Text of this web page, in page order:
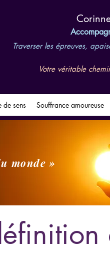
Traverser les épreuves,
Votre véritable
de sens Souffrance amoureuse
monde »